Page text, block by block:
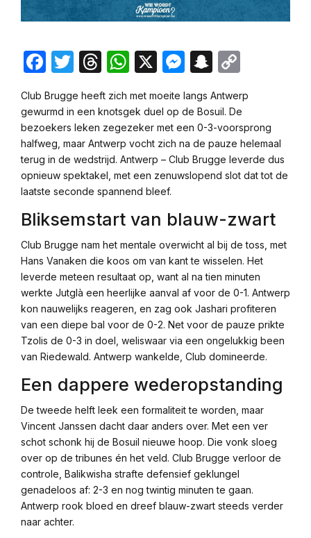
Facebook
Twitter
Threads
WhatsApp
X Messenger
Snapchat
Club Brugge heeft zich met moeite langs Antwerp
gewurmd in een knotsgek duel op de Bosuil. De
bezoekers leken zegezeker met een 0-3-voorsprong
halfweg, maar Antwerp vocht zich na de pauze helemaal
terug in de wedstrijd. Antwerp – Club Brugge leverde dus
opnieuw spektakel, met een zenuwslopend slot dat tot de
laatste seconde spannend bleef.
Bliksemstart van blauw-zwart
Club Brugge nam het mentale overwicht al bij de toss, met
Hans Vanaken die koos om van kant te wisselen. Het
leverde meteen resultaat op, want al na tien minuten
werkte Jutglà een heerlijke aanval af voor de 0-1. Antwerp
kon nauwelijks reageren, en zag ook Jashari profiteren
van een diepe bal voor de 0-2. Net voor de pauze prikte
Tzolis de 0-3 in doel, weliswaar via een ongelukkig been
van Riedewald. Antwerp wankelde, Club domineerde.
Een dappere wederopstanding
De tweede helft leek een formaliteit te worden, maar
Vincent Janssen dacht daar anders over. Met een ver
schot schonk hij de Bosuil nieuwe hoop. Die vonk sloeg
over op de tribunes én het veld. Club Brugge verloor de
controle, Balikwisha strafte defensief geklungel
genadeloos af: 2-3 en nog twintig minuten te gaan.
Antwerp rook bloed en dreef blauw-zwart steeds verder
naar achter.